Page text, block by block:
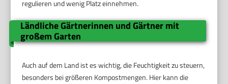
regulieren und wenig Platz einnehmen.
Ländliche Gärtnerinnen und Gärtner mit
großem Garten
Auch auf dem Land ist es wichtig, die Feuchtigkeit zu steuern,
besonders bei größeren Kompostmengen. Hier kann die